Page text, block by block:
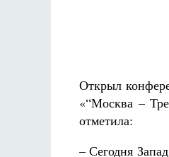
Открыл
«“Москва –
отметила:
– Сегодня